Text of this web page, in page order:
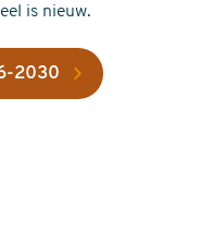
is nieuw.
2030